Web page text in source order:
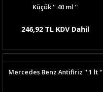
Küçük '' 40 ml ''
246,92 TL KDV Dahil
Mercedes Benz Antifiriz '' 1 lt ''